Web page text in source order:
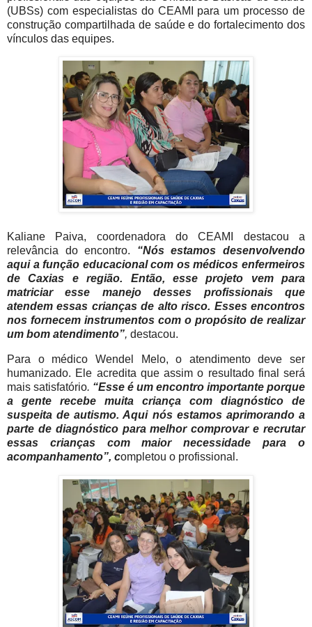
(UBSs) com especialistas do CEAMI para um processo de
construção compartilhada de saúde e do fortalecimento dos
vínculos das equipes.
Kaliane Paiva, coordenadora do CEAMI destacou a
relevância do encontro. “Nós estamos desenvolvendo
aqui a função educacional com os médicos enfermeiros
de Caxias e região. Então, esse projeto vem para
matriciar esse manejo desses profissionais que
atendem essas crianças de alto risco. Esses encontros
nos fornecem instrumentos com o propósito de realizar
um bom atendimento”, destacou.
Para o médico Wendel Melo, o atendimento deve ser
humanizado. Ele acredita que assim o resultado final será
mais satisfatório. “Esse é um encontro importante porque
a gente recebe muita criança com diagnóstico de
suspeita de autismo. Aqui nós estamos aprimorando a
parte de diagnóstico para melhor comprovar e recrutar
essas crianças com maior necessidade para o
acompanhamento”, completou o profissional.